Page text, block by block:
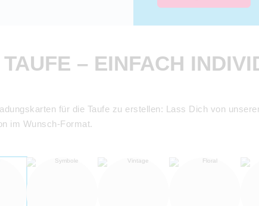
– EINFACH
für die Taufe zu erstellen: Lass Dich von
im Wunsch-Format.